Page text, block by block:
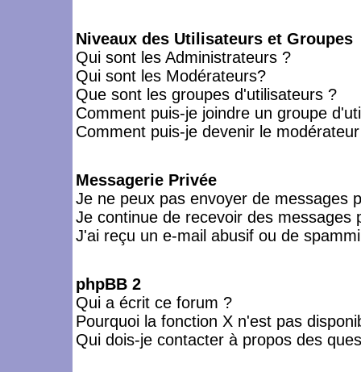
Niveaux des Utilisateurs et Groupes
Qui sont les Administrateurs ?
Qui sont les Modérateurs?
Que sont les groupes d'utilisateurs ?
Comment puis-je joindre un groupe
Comment puis-je devenir le
Messagerie Privée
Je ne peux pas envoyer de messages
Je continue de recevoir des messages
J'ai reçu un e-mail abusif ou de
phpBB 2
Qui a écrit ce forum ?
Pourquoi la fonction X n'est pas
Qui dois-je contacter à propos des